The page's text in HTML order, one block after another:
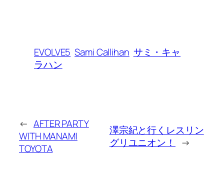
EVOLVE5 Sami Callihan サミ・キャ
ラハン
← AFTER PARTY
WITH MANAMI
TOYOTA
澤宗紀と行くレスリン
グリユニオン！
→